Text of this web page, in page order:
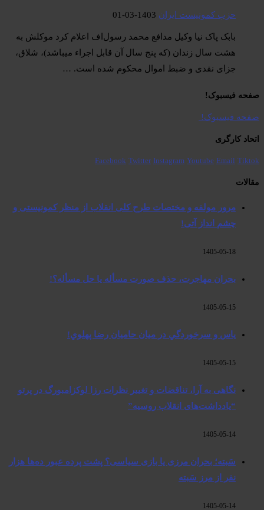
حزب کمونیست ایران 1403-03-01
بابک پاک نیا وکیل مدافع محمد رسول‌اف اعلام کرد موکلش به
هشت سال زندان (که پنج سال آن قابل اجراء میباشد)، شلاق،
جزای نقدی و ضبط اموال محکوم شده است. …
صفحە فیسبوک! ​
صفحە فیسبوک! ​
اتحاد کارگری
Facebook Twitter Instagram Youtube Email Tiktok
مقالات
مرور مولفه و مختصات طرح کلی انقلاب از منظر کمونیستی و
چشم انداز آتی!
1405-05-18
بحران مهاجرت‌، حذف صورت مسأله یا حل مسأله؟!
1405-05-15
ياس و سرخوردگي در ميان حاميان رضا پهلوي!
1405-05-15
نگاهی به آرا، تناقضات و تغییر نظرات رزا لوکزامبورگ در پرتو
“یادداشت‌های انقلاب روسیه”
1405-05-14
سَبته؛ بحران مرزی یا بازی سیاسی؟ پشت پرده عبور ده‌ها هزار
نفر از مرز سَبته
1405-05-14